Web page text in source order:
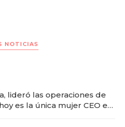
NOTICIAS
lideró las operaciones de
es la única mujer CEO en